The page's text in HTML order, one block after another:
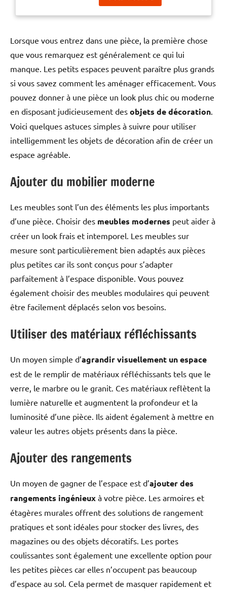
utilisé pour appliquer des
masques
Lorsque vous entrez dans une pièce, la première chose
que vous remarquez est généralement ce qui lui
manque. Les petits espaces peuvent paraître plus grands
si vous savez comment les aménager efficacement. Vous
pouvez donner à une pièce un look plus chic ou moderne
en disposant judicieusement des objets de décoration.
Voici quelques astuces simples à suivre pour utiliser
intelligemment les objets de décoration afin de créer un
espace agréable.
Ajouter du mobilier moderne
Les meubles sont l’un des éléments les plus importants
d’une pièce. Choisir des meubles modernes peut aider à
créer un look frais et intemporel. Les meubles sur
mesure sont particulièrement bien adaptés aux pièces
plus petites car ils sont conçus pour s’adapter
parfaitement à l’espace disponible. Vous pouvez
également choisir des meubles modulaires qui peuvent
être facilement déplacés selon vos besoins.
Utiliser des matériaux réfléchissants
Un moyen simple d’agrandir visuellement un espace
est de le remplir de matériaux réfléchissants tels que le
verre, le marbre ou le granit. Ces matériaux reflètent la
lumière naturelle et augmentent la profondeur et la
luminosité d’une pièce. Ils aident également à mettre en
valeur les autres objets présents dans la pièce.
Ajouter des rangements
Un moyen de gagner de l’espace est d’ajouter des
rangements ingénieux à votre pièce. Les armoires et
étagères murales offrent des solutions de rangement
pratiques et sont idéales pour stocker des livres, des
magazines ou des objets décoratifs. Les portes
coulissantes sont également une excellente option pour
les petites pièces car elles n’occupent pas beaucoup
d’espace au sol. Cela permet de masquer rapidement et